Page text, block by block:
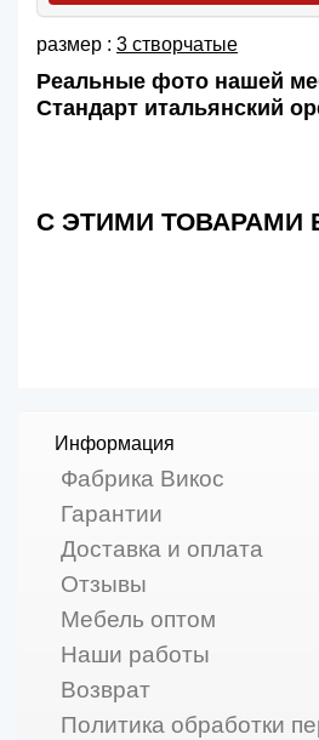
размер : 3 створчатые
Реальные фото нашей
Стандарт итальянский
С ЭТИМИ ТОВАРАМИ
Информация
Фабрика Викос
Гарантии
Доставка и оплата
Отзывы
Мебель оптом
Наши работы
Возврат
Политика обработки